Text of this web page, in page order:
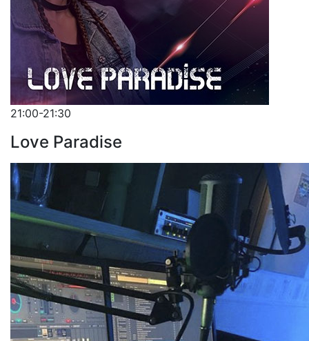
21:00-21:30
Love Paradise